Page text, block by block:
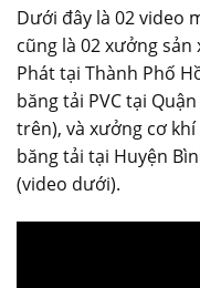
Dưới đây là 02 video
cũng là 02 xưởng sản
Phát tại Thành Phố
băng tải PVC tại
trên), và xưởng cơ
băng tải tại Huyện
(video dưới).